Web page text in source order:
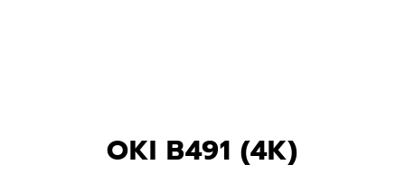
OKI B491 (4K)